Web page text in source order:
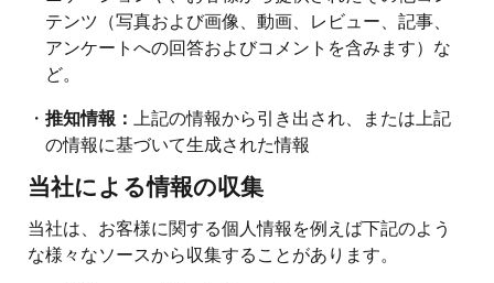
テンツ（写真および画像、動画、レビュー、記事、
アンケートへの回答およびコメントを含みます）な
ど。
・ 推知情報： 上記の情報から引き出され、または上記
の情報に基づいて生成された情報
当社による情報の収集
当社は、お客様に関する個人情報を例えば下記のよう
な様々なソースから収集することがあります。